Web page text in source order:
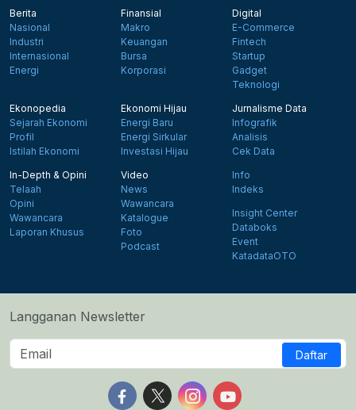
Berita
Nasional
Industri
Internasional
Energi
Finansial
Makro
Keuangan
Bursa
Korporasi
Digital
E-Commerce
Fintech
Startup
Gadget
Teknologi
Ekonopedia
Sejarah Ekonomi
Profil
Istilah Ekonomi
Ekonomi Hijau
Energi Baru
Energi Sirkular
Investasi Hijau
Jurnalisme Data
Infografik
Analisis
Cek Data
In-Depth & Opini
Telaah
Opini
Wawancara
Laporan Khusus
Video
News
Wawancara
Katalogue
Foto
Podcast
Info
Indeks
Insight Center
Databoks
Event
KatadataOTO
Langganan Newsletter
Daftar
Follow us on Facebook
Follow us on X
Follow us on Instagram
Follow us on